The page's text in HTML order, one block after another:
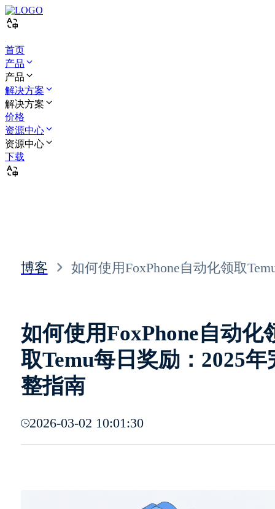
首页
产品
产品
解决方案
解决方案
价格
资源中心
资源中心
下载
博客 如何使用FoxPhone自动化领取
如何使用FoxPhone自动化
取Temu每日奖励：2025年
整指南
2026-03-02 10:01:30